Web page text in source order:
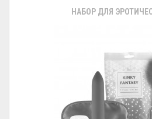
НАБОР ДЛЯ